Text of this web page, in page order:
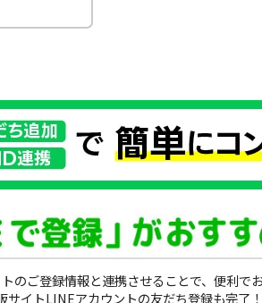
のご登録情報と連携させることで、便利で
サイトLINEアカウントの友だち登録も完了